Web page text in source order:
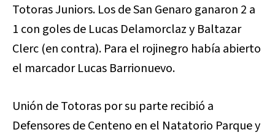
Totoras Juniors. Los de San Genaro ganaron 2 a
1 con goles de Lucas Delamorclaz y Baltazar
Clerc (en contra). Para el rojinegro había abierto
el marcador Lucas Barrionuevo.
Unión de Totoras por su parte recibió a
Defensores de Centeno en el Natatorio Parque y